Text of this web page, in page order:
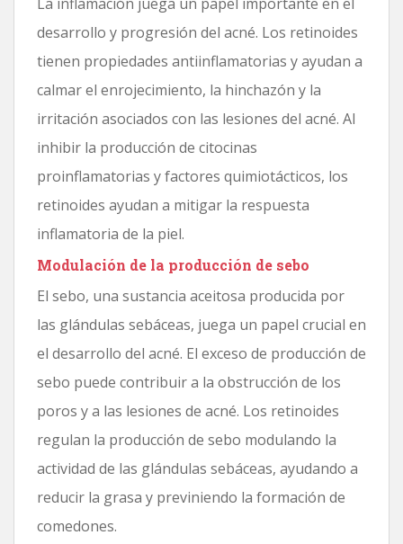
desarrollo y progresión del acné. Los retinoides
tienen propiedades antiinflamatorias y ayudan a
calmar el enrojecimiento, la hinchazón y la
irritación asociados con las lesiones del acné. Al
inhibir la producción de citocinas
proinflamatorias y factores quimiotácticos, los
retinoides ayudan a mitigar la respuesta
inflamatoria de la piel.
Modulación de la producción de sebo
El sebo, una sustancia aceitosa producida por
las glándulas sebáceas, juega un papel crucial en
el desarrollo del acné. El exceso de producción de
sebo puede contribuir a la obstrucción de los
poros y a las lesiones de acné. Los retinoides
regulan la producción de sebo modulando la
actividad de las glándulas sebáceas, ayudando a
reducir la grasa y previniendo la formación de
comedones.